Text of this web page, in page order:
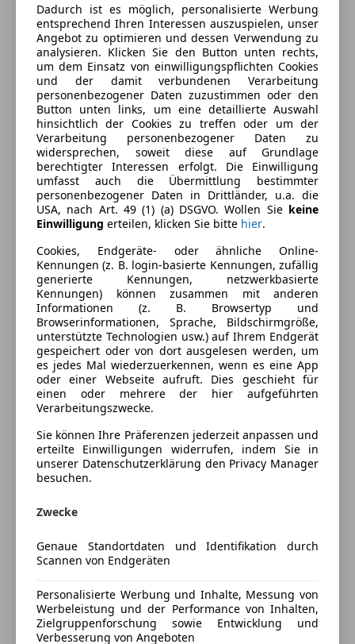
Energieverbrauch
Schadstoffklasse
Euro 4
Kraftstoff
Diesel
Kraftstoffverbrauch
10,10l/100 km (komb.)
Ausstattung
Komfort
Elektrische Fensterheber
Klimaanlage
Tempomat
Unterhaltung/Media
CD
Radio
Sicherheit
ABS
Beifahrerairbag
Fahrerairbag
Nebelscheinwerfer
Servolenkung
Traktionskontrolle
Zentralverriegelung mit Funkfernbedienung
Gepäckraumabtrennung
Katalysator
Partikelfilter
Mehr anzeigen
Farbe und Innenausstattung
Außenfarbe
Weiß
Lackierung
Andere
Farbe der
Innenausstattung
Grau
Innenausstattung Stoff
Fahrzeugbeschreibung
Fahrzeugdaten
✔️ 2.0 L Turbodiesel, 103 kW
✔️ Manuelles Getriebe
✔️ Heckantrieb
✔️ 2 Vorbesitzer
✔️ Unfallfrei
Dadurch ist es möglich, personalisierte Werbung
entsprechend Ihren Interessen auszuspielen, unser
Angebot zu optimieren und dessen Verwendung zu
analysieren. Klicken Sie den Button unten rechts,
um dem Einsatz von einwilligungspflichten Cookies
und der damit verbundenen Verarbeitung
personenbezogener Daten zuzustimmen oder den
Button unten links, um eine detaillierte Auswahl
hinsichtlich der Cookies zu treffen oder um der
Verarbeitung personenbezogener Daten zu
widersprechen, soweit diese auf Grundlage
berechtigter Interessen erfolgt. Die Einwilligung
umfasst auch die Übermittlung bestimmter
personenbezogener Daten in Drittländer, u.a. die
USA, nach Art. 49 (1) (a) DSGVO. Wollen Sie keine
Einwilligung erteilen, klicken Sie bitte hier.
Cookies, Endgeräte- oder ähnliche Online-
Kennungen (z. B. login-basierte Kennungen, zufällig
generierte Kennungen, netzwerkbasierte
Kennungen) können zusammen mit anderen
Informationen (z. B. Browsertyp und
Browserinformationen, Sprache, Bildschirmgröße,
unterstützte Technologien usw.) auf Ihrem Endgerät
gespeichert oder von dort ausgelesen werden, um
es jedes Mal wiederzuerkennen, wenn es eine App
oder einer Webseite aufruft. Dies geschieht für
einen oder mehrere der hier aufgeführten
Verarbeitungszwecke.
Sie können Ihre Präferenzen jederzeit anpassen und
erteilte Einwilligungen widerrufen, indem Sie in
unserer Datenschutzerklärung den Privacy Manager
besuchen.
Zwecke
Genaue Standortdaten und Identifikation durch
Scannen von Endgeräten
Personalisierte Werbung und Inhalte, Messung von
Werbeleistung und der Performance von Inhalten,
Zielgruppenforschung sowie Entwicklung und
Verbesserung von Angeboten